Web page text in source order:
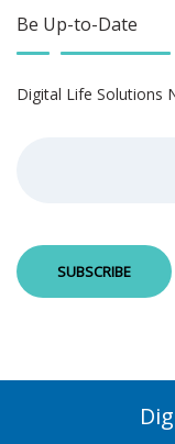
Be Up-to-Date
Digital Life Solutions